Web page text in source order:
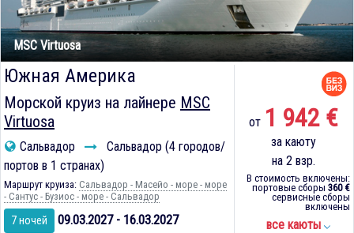
MSC Virtuosa
Южная Америка
Морской круиз на лайнере MSC
Virtuosa
Сальвадор
Сальвадор (4 городов/
портов в 1 странах)
Маршрут круиза: Сальвадор - Масейо - море - море
- Сантус - Бузиос - море - Сальвадор
7 ночей 09.03.2027 - 16.03.2027
от 1 942 €
за каюту
на 2 взр.
В стоимость включены:
портовые сборы 360 €
сервисные сборы
включены
все каюты